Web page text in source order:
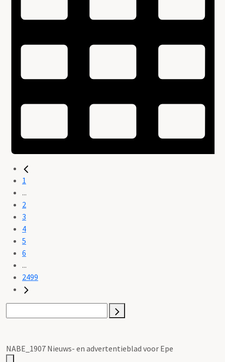
1
...
2
3
4
5
6
...
2499
NABE_1907 Nieuws- en advertentieblad voor Epe